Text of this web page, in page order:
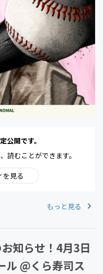
公開です。
読むことができます。
を見る
もっと見る
知らせ！4月3日
ル @くら寿司ス